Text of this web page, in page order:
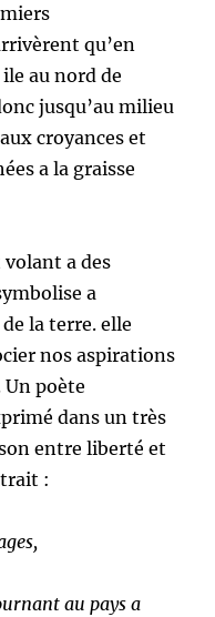
qu’en
au nord de
jusqu’au milieu
croyances et
a la graisse
volant a des
a
la terre. elle
nos aspirations
poète
dans un très
entre liberté et
:
au pays a